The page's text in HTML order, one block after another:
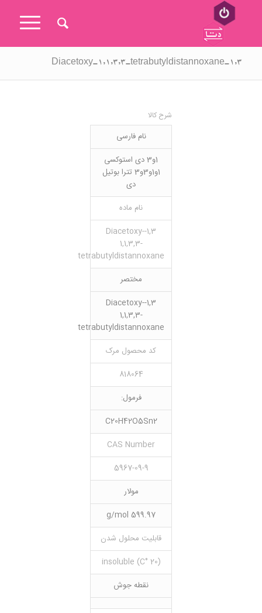
۱,۳-Diacetoxy-1,1,3,3-tetrabutyldistannoxane
شرح کالا
نام فارسی
1و3 دی استوکسی
1و1و3و3 تترا بوتیل
دی
نام ماده
1,3-Diacetoxy-
1,1,3,3-
tetrabutyldistannoxane
مختصر
1,3-Diacetoxy-
1,1,3,3-
tetrabutyldistannoxane
کد محصول مرک
818064
فرمول:
C20H42O5Sn2
CAS Number
5967-09-9
مولار
599.97 g/mol
قابلیت محلول شدن
(20 °C) insoluble
نقطه جوش